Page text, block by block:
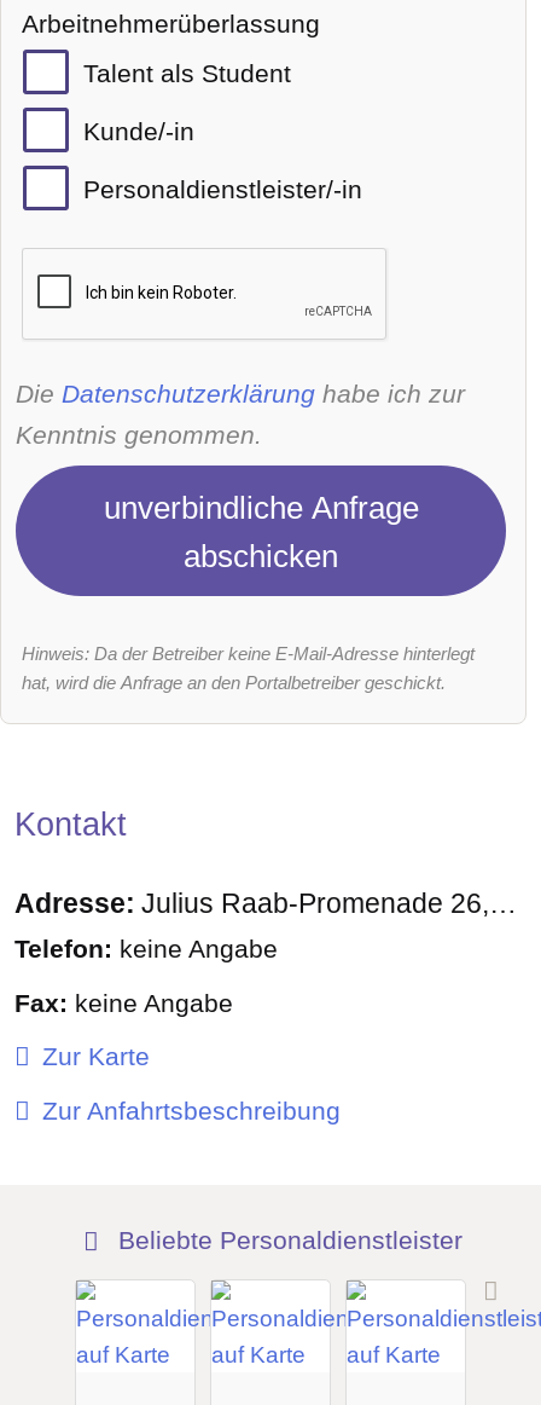
Arbeitnehmerüberlassung
Talent als Student
Kunde/-in
Personaldienstleister/-in
Die Datenschutzerklärung habe ich zur
Kenntnis genommen.
unverbindliche Anfrage
abschicken
Hinweis: Da der Betreiber keine E-Mail-Adresse hinterlegt
hat, wird die Anfrage an den Portalbetreiber geschickt.
Kontakt
Adresse: Julius Raab-Promenade 26
Telefon: keine Angabe
Fax: keine Angabe
Zur Karte
Zur Anfahrtsbeschreibung
Beliebte Personaldienstleister